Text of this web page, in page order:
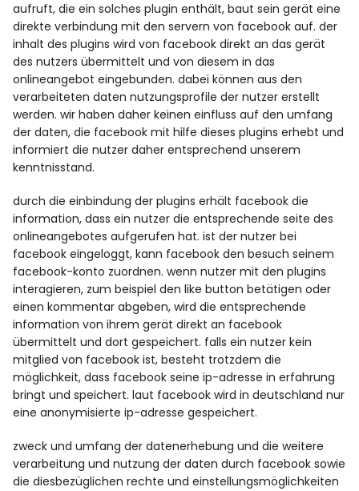
aufruft, die ein solches plugin enthält, baut sein gerät eine
direkte verbindung mit den servern von facebook auf. der
inhalt des plugins wird von facebook direkt an das gerät
des nutzers übermittelt und von diesem in das
onlineangebot eingebunden. dabei können aus den
verarbeiteten daten nutzungsprofile der nutzer erstellt
werden. wir haben daher keinen einfluss auf den umfang
der daten, die facebook mit hilfe dieses plugins erhebt und
informiert die nutzer daher entsprechend unserem
kenntnisstand.
durch die einbindung der plugins erhält facebook die
information, dass ein nutzer die entsprechende seite des
onlineangebotes aufgerufen hat. ist der nutzer bei
facebook eingeloggt, kann facebook den besuch seinem
facebook-konto zuordnen. wenn nutzer mit den plugins
interagieren, zum beispiel den like button betätigen oder
einen kommentar abgeben, wird die entsprechende
information von ihrem gerät direkt an facebook
übermittelt und dort gespeichert. falls ein nutzer kein
mitglied von facebook ist, besteht trotzdem die
möglichkeit, dass facebook seine ip-adresse in erfahrung
bringt und speichert. laut facebook wird in deutschland nur
eine anonymisierte ip-adresse gespeichert.
zweck und umfang der datenerhebung und die weitere
verarbeitung und nutzung der daten durch facebook sowie
die diesbezüglichen rechte und einstellungsmöglichkeiten